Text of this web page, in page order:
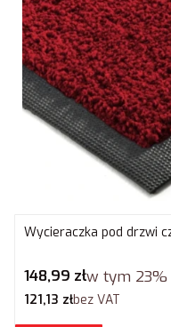
Wycieraczka pod drzwi
Cena brutto
148,99 złw tym 23%
Cena netto
121,13 złbez VAT